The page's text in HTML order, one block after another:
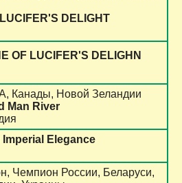
DELIGHT
OF LUCIFER'S DELIGHN
Канады, Новой Зеландии
Man River
Elegance
Чемпион России, Беларуси,